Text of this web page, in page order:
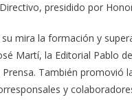
presidido por
mira la formación y
Martí, la Editorial Pablo
También promovió
y